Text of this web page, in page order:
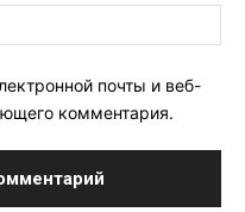
почты и веб-
комментария.